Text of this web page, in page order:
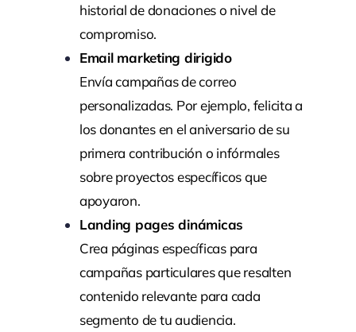
historial de donaciones o nivel de
compromiso.
Email marketing dirigido
Envía campañas de correo
personalizadas. Por ejemplo, felicita a
los donantes en el aniversario de su
primera contribución o infórmales
sobre proyectos específicos que
apoyaron.
Landing pages dinámicas
Crea páginas específicas para
campañas particulares que resalten
contenido relevante para cada
segmento de tu audiencia.